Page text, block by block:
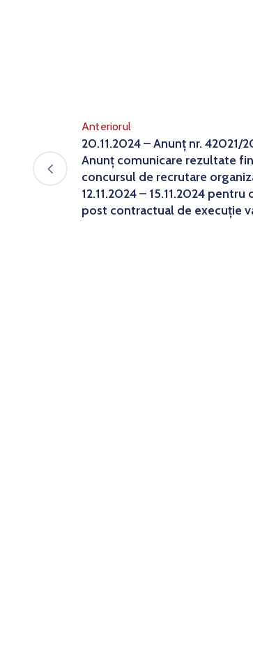
Anteriorul
20.11.2024 – Anunț nr. 42021/
Anunț comunicare rezultate
concursul de recrutare
12.11.2024 – 15.11.2024
post contractual de execuție